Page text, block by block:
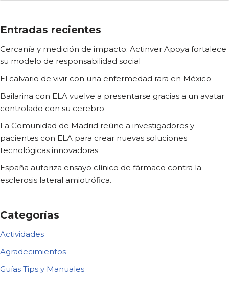
Entradas recientes
Cercanía y medición de impacto: Actinver Apoya fortalece
su modelo de responsabilidad social
El calvario de vivir con una enfermedad rara en México
Bailarina con ELA vuelve a presentarse gracias a un avatar
controlado con su cerebro
La Comunidad de Madrid reúne a investigadores y
pacientes con ELA para crear nuevas soluciones
tecnológicas innovadoras
España autoriza ensayo clínico de fármaco contra la
esclerosis lateral amiotrófica.
Categorías
Actividades
Agradecimientos
Guías Tips y Manuales